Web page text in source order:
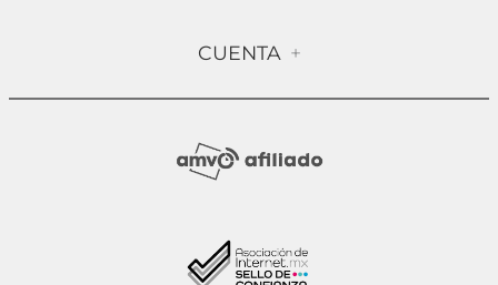
Contáctanos
Compra Segura
Sucursales
Política de Devolución
Aviso de Privacidad
CUENTA +
Socios Impuls